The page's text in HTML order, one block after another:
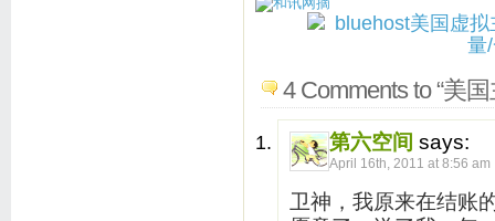
4 Comments to “美
第六空间 says:
April 16th, 2011 at 8:56 am
卫神，我原来在结账